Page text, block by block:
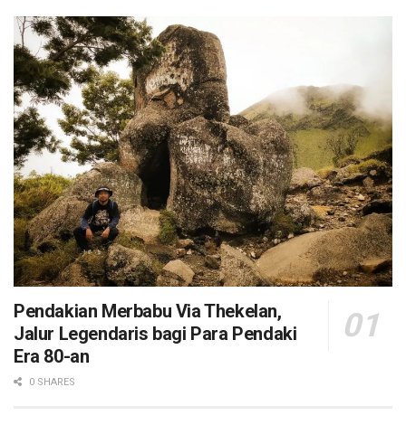
Pendakian Merbabu Via Thekelan,
Jalur Legendaris bagi Para Pendaki
Era 80-an
0 SHARES